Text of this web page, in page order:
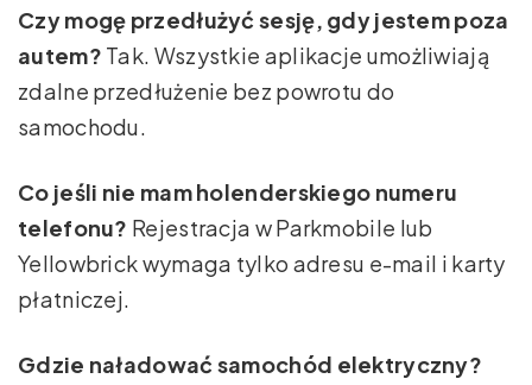
Czy mogę przedłużyć sesję, gdy jestem poza
autem? Tak. Wszystkie aplikacje umożliwiają
zdalne przedłużenie bez powrotu do
samochodu.
Co jeśli nie mam holenderskiego numeru
telefonu? Rejestracja w Parkmobile lub
Yellowbrick wymaga tylko adresu e-mail i karty
płatniczej.
Gdzie naładować samochód elektryczny?